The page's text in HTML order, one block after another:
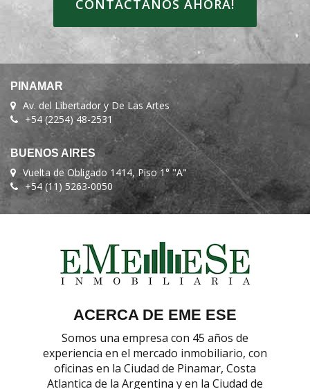
CONTACTANOS AHORA!
PINAMAR
Av. del Libertador y De Las Artes
+54 (2254) 48-2531
BUENOS AIRES
Vuelta de Obligado 1414, Piso 1° "A"
+54 (11) 5263-0050
ACERCA DE EME ESE
Somos una empresa con 45 años de
experiencia en el mercado inmobiliario, con
oficinas en la Ciudad de Pinamar, Costa
Atlantica de la Argentina y en la Ciudad de